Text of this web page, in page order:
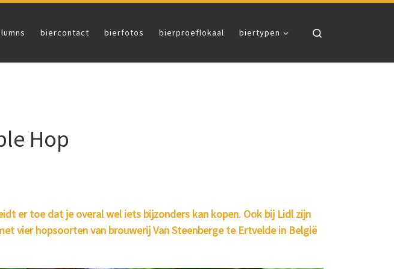
biercontact bierfotos bierproeflokaal biertypen
Hop
er toe dat je overal wel iets bijzonders kan kopen. Ook bij Lidl zijn
vier hopsoorten van brouwerij Van Steenberge te Ertvelde in België